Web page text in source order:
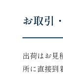
お取引
出荷はお見
所に直接到